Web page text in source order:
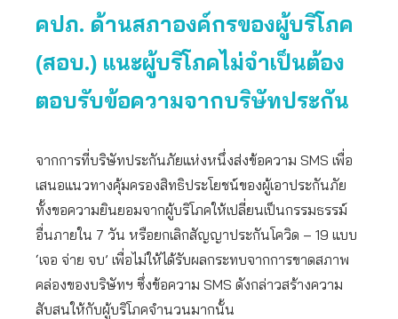
คปภ. ด้านสภาองค์กรของผู้บริโภค
(สอบ.) แนะผู้บริโภคไม่จำเป็นต้อง
ตอบรับข้อความจากบริษัทประกัน
จากการที่บริษัทประกันภัยแห่งหนึ่งส่งข้อความ SMS เพื่อ
เสนอแนวทางคุ้มครองสิทธิประโยชน์ของผู้เอาประกันภัย
ทั้งขอความยินยอมจากผู้บริโภคให้เปลี่ยนเป็นกรรมธรรม์
อื่นภายใน 7 วัน หรือยกเลิกสัญญาประกันโควิด – 19 แบบ
‘เจอ จ่าย จบ’ เพื่อไม่ให้ได้รับผลกระทบจากการขาดสภาพ
คล่องของบริษัทฯ ซึ่งข้อความ SMS ดังกล่าวสร้างความ
สับสนให้กับผู้บริโภคจำนวนมากนั้น